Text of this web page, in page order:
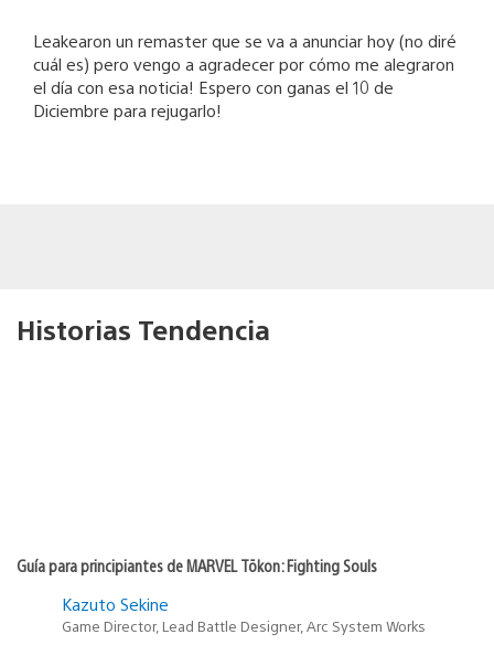
Leakearon un remaster que se va a anunciar hoy (no diré
cuál es) pero vengo a agradecer por cómo me alegraron
el día con esa noticia! Espero con ganas el 10 de
Diciembre para rejugarlo!
Historias Tendencia
Guía para principiantes de MARVEL Tōkon: Fighting Souls
Kazuto Sekine
Game Director, Lead Battle Designer, Arc System Works